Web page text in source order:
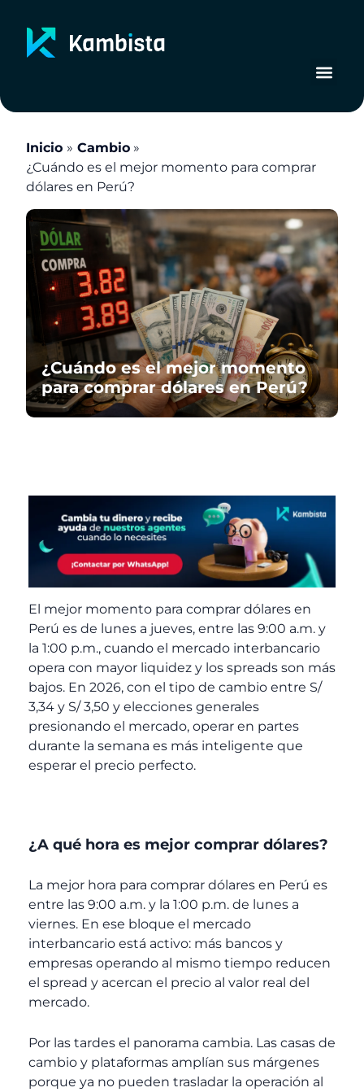
contenido
Inicio
Cambio
¿Cuándo es el mejor momento para comprar
dólares en Perú?
¿Cuándo es el mejor momento
para comprar dólares en Perú?
El mejor momento para comprar dólares en
Perú es de lunes a jueves, entre las 9:00 a.m. y
la 1:00 p.m., cuando el mercado interbancario
opera con mayor liquidez y los spreads son más
bajos. En 2026, con el tipo de cambio entre S/
3,34 y S/ 3,50 y elecciones generales
presionando el mercado, operar en partes
durante la semana es más inteligente que
esperar el precio perfecto.
¿A qué hora es mejor comprar dólares?
La mejor hora para comprar dólares en Perú es
entre las 9:00 a.m. y la 1:00 p.m. de lunes a
viernes. En ese bloque el mercado
interbancario está activo: más bancos y
empresas operando al mismo tiempo reducen
el spread y acercan el precio al valor real del
mercado.
Por las tardes el panorama cambia. Las casas de
cambio y plataformas amplían sus márgenes
porque ya no pueden trasladar la operación al